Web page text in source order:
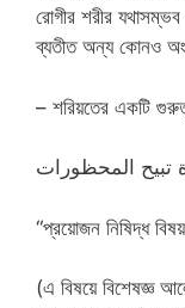
রোগীর শরীর
ব্যতীত অন্য কোনও
– শরিয়তের একটি
تبيح المحظورات
“প্রয়োজন নিষিদ্ধ
(এ বিষয়ে বিশেষজ্ঞ